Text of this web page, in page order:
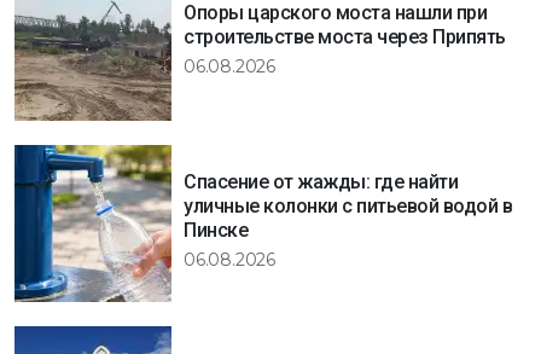
Опоры царского моста нашли при
строительстве моста через Припять
06.08.2026
Спасение от жажды: где найти
уличные колонки с питьевой водой в
Пинске
06.08.2026